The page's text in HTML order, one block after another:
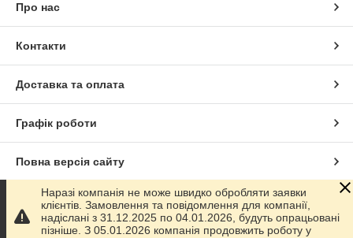
Про нас
Контакти
Доставка та оплата
Графік роботи
Повна версія сайту
Сайт створено на маркетплейсіProm.ua
Наразі компанія не може швидко обробляти заявки
клієнтів. Замовлення та повідомлення для компанії,
надіслані з 31.12.2025 по 04.01.2026, будуть опрацьовані
пізніше. З 05.01.2026 компанія продовжить роботу у